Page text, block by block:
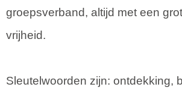
groepsverband, altijd met een
vrijheid.
Sleutelwoorden zijn: ontdekking,